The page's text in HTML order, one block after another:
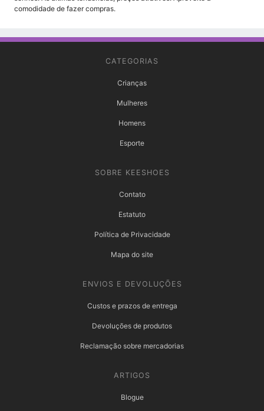
comodidade de fazer compras.
CATEGORIAS
Crianças
Mulheres
Homens
Esporte
SOBRE KEESHOES
Contato
Estatuto
Política de Privacidade
Mapa do site
ENVIOS E DEVOLUÇÕES
Custos e prazos de entrega
Devoluções de produtos
Reclamação sobre mercadorias
ARTIGOS
Blogue